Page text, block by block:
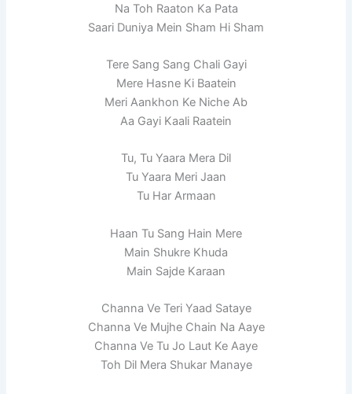
Na Toh Raaton Ka Pata
Saari Duniya Mein Sham Hi Sham
Tere Sang Sang Chali Gayi
Mere Hasne Ki Baatein
Meri Aankhon Ke Niche Ab
Aa Gayi Kaali Raatein
Tu, Tu Yaara Mera Dil
Tu Yaara Meri Jaan
Tu Har Armaan
Haan Tu Sang Hain Mere
Main Shukre Khuda
Main Sajde Karaan
Channa Ve Teri Yaad Sataye
Channa Ve Mujhe Chain Na Aaye
Channa Ve Tu Jo Laut Ke Aaye
Toh Dil Mera Shukar Manaye